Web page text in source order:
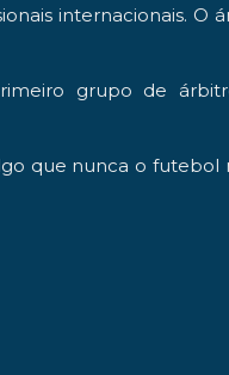
internacionais. O
grupo de
que nunca o futebol